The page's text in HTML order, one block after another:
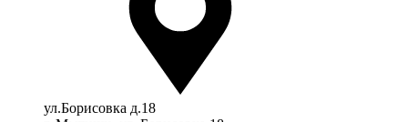
ул.Борисовка д.18